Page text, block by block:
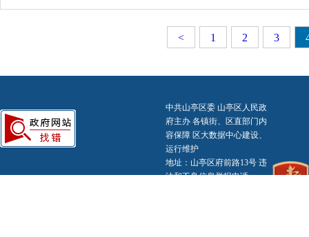
< 1 2 3
中共山亭区委 山亭区人民政
府主办 各镇街、区直部门内
容保障 区大数据中心建设、
运行维护
地址：山亭区府前路13号 违
法和不良信息举报电话：